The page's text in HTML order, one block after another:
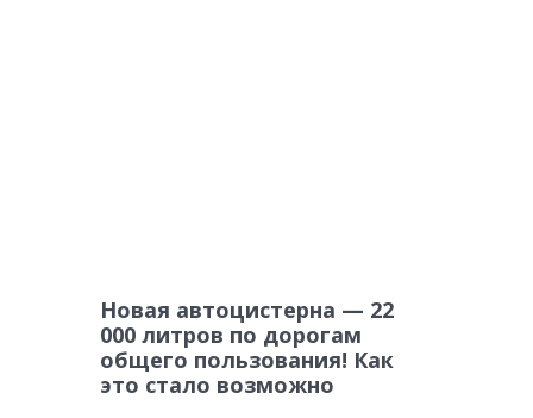
Новая автоцистерна — 22
000 литров по дорогам
общего пользования! Как
это стало возможно